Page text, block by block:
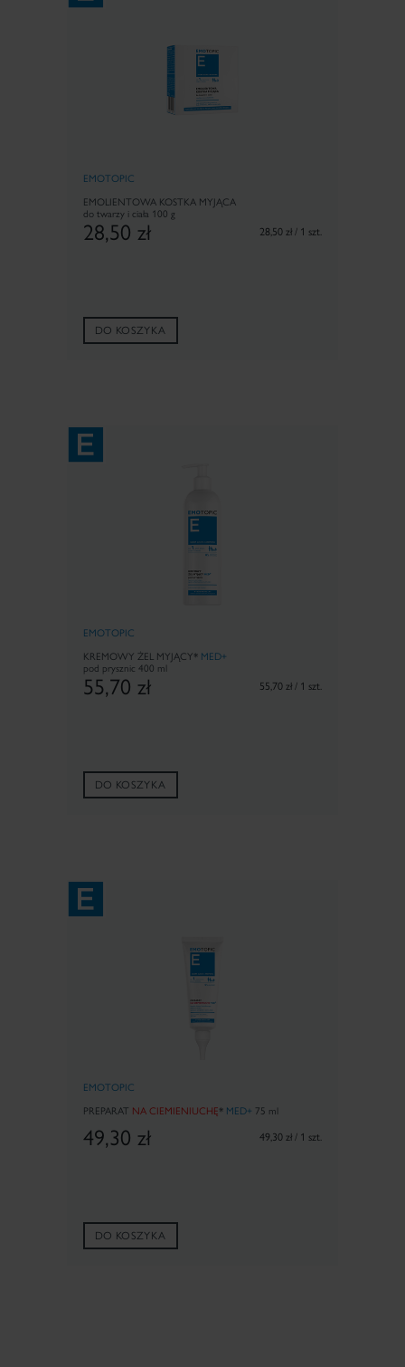
EMOTOPIC
EMOLIENTOWA KOSTKA MYJĄCA
do twarzy i ciała 100 g
28,50 zł 28,50 zł / 1 szt.
DO KOSZYKA
EMOTOPIC
KREMOWY ŻEL MYJĄCY* MED+
pod prysznic 400 ml
55,70 zł 55,70 zł / 1 szt.
DO KOSZYKA
EMOTOPIC
PREPARAT NA CIEMIENIUCHĘ* MED+ 75 ml
49,30 zł 49,30 zł / 1 szt.
DO KOSZYKA